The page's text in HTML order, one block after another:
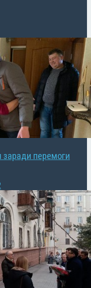
заради перемоги